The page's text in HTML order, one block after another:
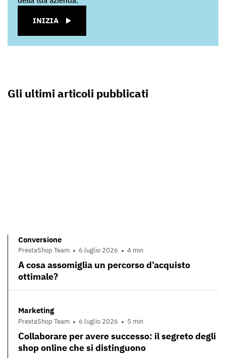
INIZIA
Gli ultimi articoli pubblicati
Conversione
PrestaShop Team 6 luglio 2026 4 min
A cosa assomiglia un percorso d’acquisto
ottimale?
Marketing
PrestaShop Team 6 luglio 2026 5 min
Collaborare per avere successo: il segreto degli
shop online che si distinguono